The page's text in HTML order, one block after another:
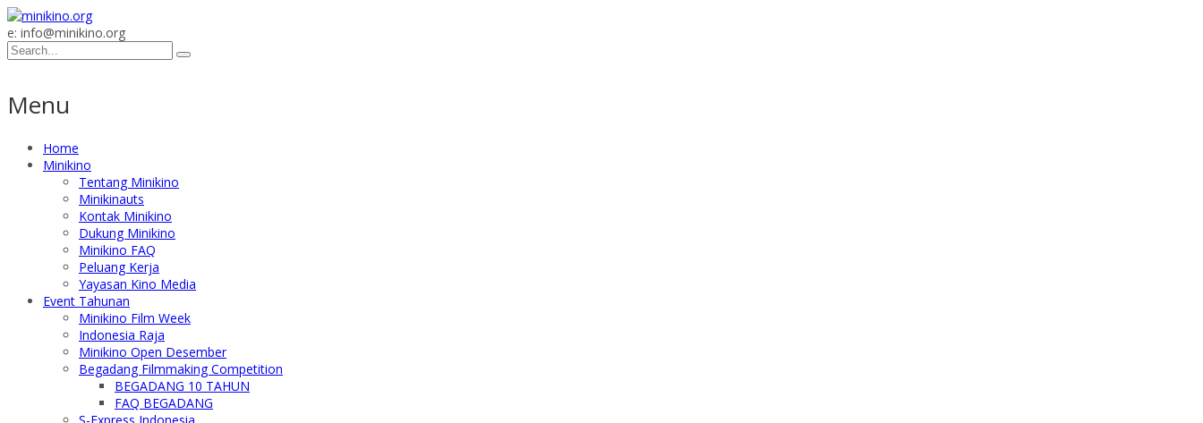
e: info@minikino.org
Menu
Home
Minikino
Tentang Minikino
Minikinauts
Kontak Minikino
Dukung Minikino
Minikino FAQ
Peluang Kerja
Yayasan Kino Media
Event Tahunan
Minikino Film Week
Indonesia Raja
Minikino Open Desember
Begadang Filmmaking Competition
BEGADANG 10 TAHUN
FAQ BEGADANG